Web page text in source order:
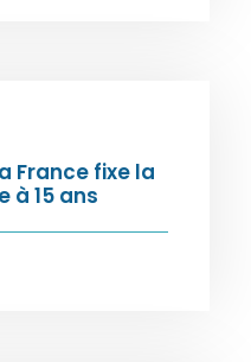
France fixe la
à 15 ans